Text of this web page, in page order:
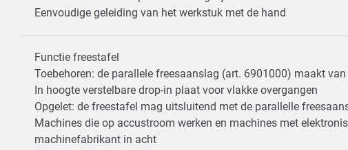
Eenvoudige geleiding van het werkstuk met de hand
Functie freestafel
Toebehoren: de parallele freesaanslag (art. 6901000) maakt
In hoogte verstelbare drop-in plaat voor vlakke overgangen
Opgelet: de freestafel mag uitsluitend met de parallelle
Machines die op accustroom werken en machines met
machinefabrikant in acht